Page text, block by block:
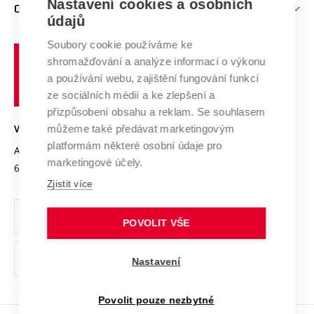
E-přihláška
Doktorské studium
Podpora podnikání
Mezinárodní vědecká rada
Systém zajišťování kvality výzkumu
Výzkumné infrastruktury
Transfer znalostí
Open Science
Projekty
Projekty ze strukturálních fondů
Specifický výzkum
Zahraniční spolupráce
Spolupráce se školami
Mezinárodní dohody
Univerzitní sítě
O UNIVERZITĚ
Profil univerzity
Udržitelná univerzita
Podnikavá univerzita / ContriBUTe
Bezpečná univerzita
Vyznamenání
Organizační struktura
Ochrana osobních údajů
odkaz)
učení
technické
Brně
VYSOKÉ UČENÍ TECHNICKÉ V BRNĚ
Antonínská 548/1
602 00 Brno
www.vut.cz
vut@vutbr.cz
Nastavení cookies a osobních
údajů
Soubory cookie používáme ke
shromažďování a analýze informací o výkonu
a používání webu, zajištění fungování funkcí
ze sociálních médií a ke zlepšení a
přizpůsobení obsahu a reklam. Se souhlasem
můžeme také předávat marketingovým
platformám některé osobní údaje pro
marketingové účely.
Zjistit více
POVOLIT VŠE
Nastavení
Povolit pouze nezbytné